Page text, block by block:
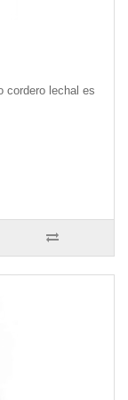
cordero lechal es